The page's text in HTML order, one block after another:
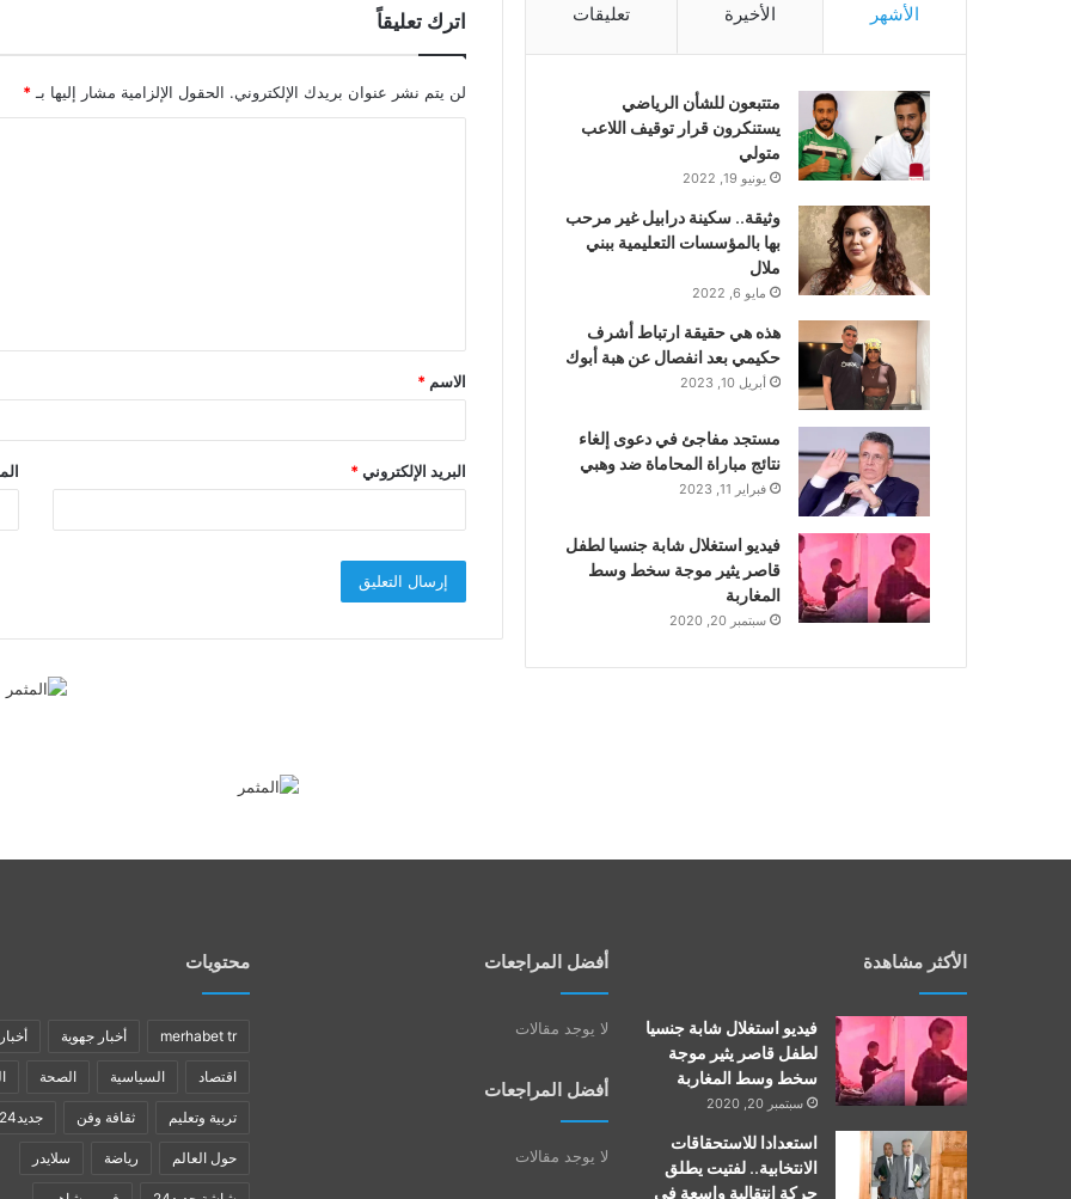
اترك تعليقاً
لن يتم نشر عنوان بريدك الإلكتروني. الحقول الإلزامية مشار إليها بـ*
ق
*
الاسم *
البريد الإلكتروني*
الأشهر الأخيرة تعليقات
متتبعون للشأن الرياضي
يستنكرون قرار توقيف اللاعب
متولي
يونيو 19, 2022
وثيقة.. سكينة درابيل غير مرحب
بها بالمؤسسات التعليمية ببني
ملال
مايو 6, 2022
هذه هي حقيقة ارتباط أشرف
حكيمي بعد انفصال عن هبة أبوك
أبريل 10, 2023
مستجد مفاجئ في دعوى إلغاء
نتائج مباراة المحاماة ضد وهبي
فبراير 11, 2023
فيديو استغلال شابة جنسيا لطفل
قاصر يثير موجة سخط وسط
المغاربة
سبتمبر 20, 2020
الأكثر مشاهدة
فيديو استغلال شابة جنسيا
لطفل قاصر يثير موجة
سخط وسط المغاربة
سبتمبر 20, 2020
استعدادا للاستحقاقات
الانتخابية.. لفتيت يطلق
حركة انتقالية واسعة في
أفضل المراجعات
لا يوجد مقالات
أفضل المراجعات
لا يوجد مقالات
محتويات
merhabet tr أخبار جهوية
اقتصاد السياسية الصحة
تربية وتعليم ثقافة وفن جديد24
حول العالم رياضة سلايدر